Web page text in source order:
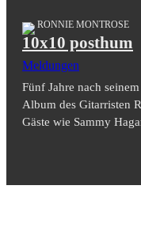
RONNIE MONTROSE
10x10 posthum
Meldungen
Fünf Jahre nach
Album des Gitarristen
Gäste wie Sammy